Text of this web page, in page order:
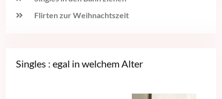
Flirten zur Weihnachtszeit
Singles : egal in welchem Alter